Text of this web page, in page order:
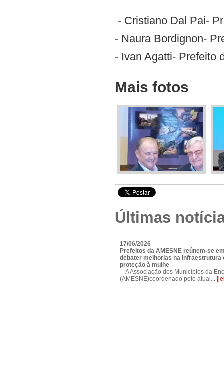
- Cristiano Dal Pai-
- Naura Bordignon-
- Ivan Agatti- Prefeito
Mais fotos
Últimas
17/06/2026
Prefeitos da AMESNE reúnem-se
debater melhorias na infraestrutura
proteção à mulhe
A Associação dos Municípios da
(AMESNE)coordenado pelo atual...